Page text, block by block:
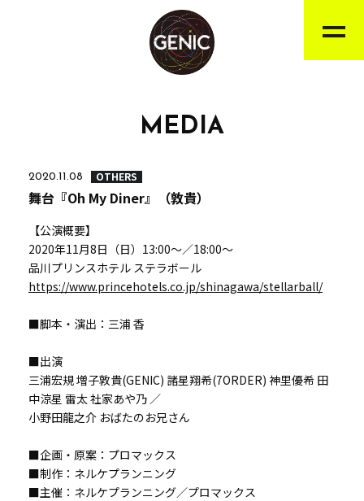
MEDIA
2020.11.08 OTHERS
舞台『Oh My Diner』（敦貴）
【公演概要】
2020年11月8日（日）13:00～／18:00～
品川プリンスホテル ステラボール
https://www.princehotels.co.jp/shinagawa/stellarball/
■脚本・演出：三浦 香
■出演
三浦宏規 増子敦貴(GENIC) 諸星翔希(7ORDER) 神里優希 田
中涼星 雷太 社家あや乃 ／
小野田龍之介 おばたのお兄さん
■企画・原案：プロマックス
■制作：ネルケプランニング
■主催：ネルケプランニング／プロマックス